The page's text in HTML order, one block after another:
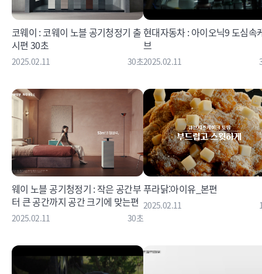
코웨이 : 코웨이 노블 공기청정기 출
시편 30초
2025.02.11 30초
현대자동차 : 아이오닉9 도심속
브
2025.02.11
웨이 노블 공기청정기 : 작은 공간부
터 큰 공간까지 공간 크기에 맞는편
2025.02.11 30초
푸라닭:아이유_본편
2025.02.11